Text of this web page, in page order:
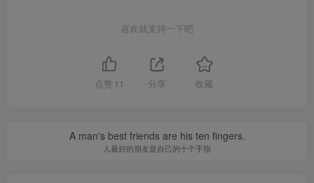
喜欢就支持一下吧
点赞 11 分享 收藏
A man's best friends are his ten fingers.
人最好的朋友是自己的十个手指